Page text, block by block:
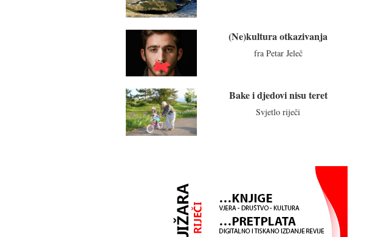
(Ne)kultura otkazivanja
fra Petar Jeleč
Bake i djedovi nisu teret
Svjetlo riječi